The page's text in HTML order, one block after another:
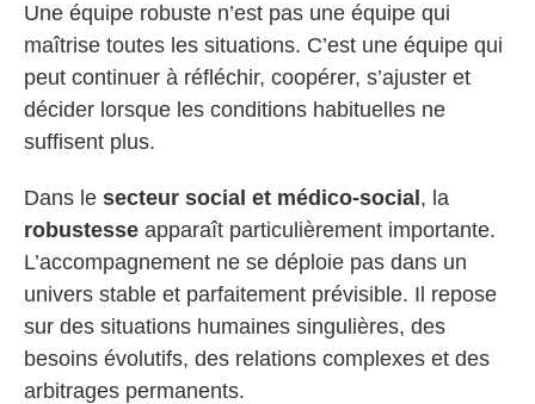
Une équipe robuste n’est pas une équipe qui
maîtrise toutes les situations. C’est une équipe qui
peut continuer à réfléchir, coopérer, s’ajuster et
décider lorsque les conditions habituelles ne
suffisent plus.
Dans le secteur social et médico-social , la
robustesse apparaît particulièrement importante.
L’accompagnement ne se déploie pas dans un
univers stable et parfaitement prévisible. Il repose
sur des situations humaines singulières, des
besoins évolutifs, des relations complexes et des
arbitrages permanents.